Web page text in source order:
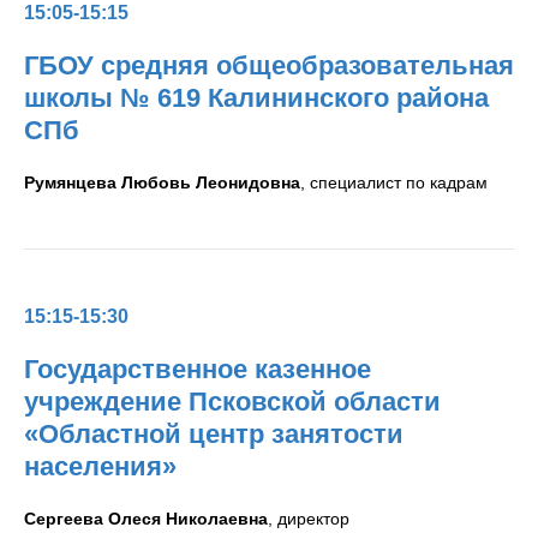
15:05-15:15
ГБОУ средняя общеобразовательная
школы № 619 Калининского района
СПб
Румянцева Любовь Леонидовна , специалист по кадрам
15:15-15:30
Государственное казенное
учреждение Псковской области
«Областной центр занятости
населения»
Сергеева Олеся Николаевна , директор